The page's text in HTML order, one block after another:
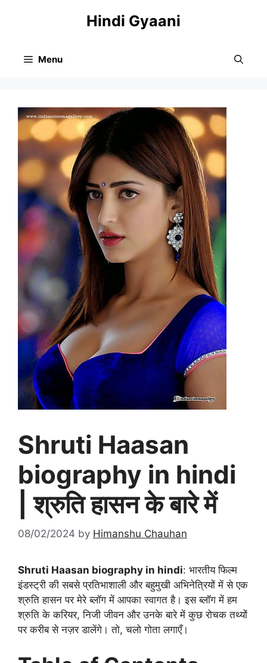
Hindi Gyaani
Menu
Shruti Haasan
biography in hindi
| श्रुति हासन के बारे में
08/02/2024 by Himanshu Chauhan
Shruti Haasan biography in hindi: भारतीय फिल्म
इंडस्ट्री की सबसे प्रतिभाशाली और बहुमुखी अभिनेत्रियों में से एक
श्रुति हासन पर मेरे ब्लॉग में आपका स्वागत है। इस ब्लॉग में हम
श्रुति के करियर, निजी जीवन और उनके बारे में कुछ रोचक तथ्यों
पर करीब से नज़र डालेंगे। तो, चलो गोता लगाएँ।